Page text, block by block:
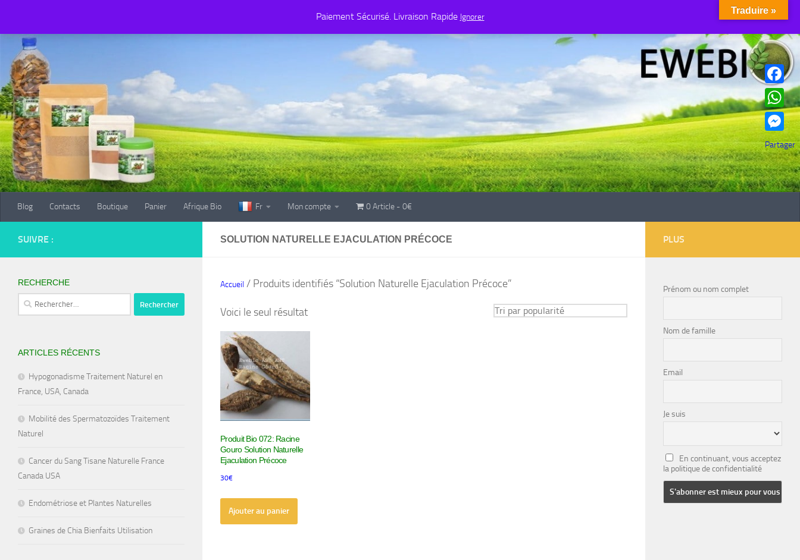
Paiement Sécurisé. Livraison Rapide Ignorer
Mon compte 0 Article 0€
Blog Contacts Boutique Panier Afrique Bio Fr Mon compte 0 Article 0€
SOLUTION NATURELLE EJACULATION PRÉCOCE
Accueil / Produits identifiés “Solution Naturelle Ejaculation Précoce”
Voici le seul résultat
Produit Bio 072: Racine
Gouro Solution Naturelle
Ejaculation Précoce
30€
Ajouter au panier
SUIVRE :
RECHERCHE
Rechercher :
ARTICLES RÉCENTS
Hypogonadisme Traitement Naturel en
France, USA, Canada
Mobilité des Spermatozoïdes Traitement
Naturel
Cancer du Sang Tisane Naturelle France
Canada USA
Endométriose et Plantes Naturelles
Graines de Chia Bienfaits Utilisation
PLUS
Prénom ou nom complet
Nom de famille
Email
Je suis
En continuant, vous acceptez
la politique de confidentialité
Facebook
WhatsApp
Partager
Traduire »